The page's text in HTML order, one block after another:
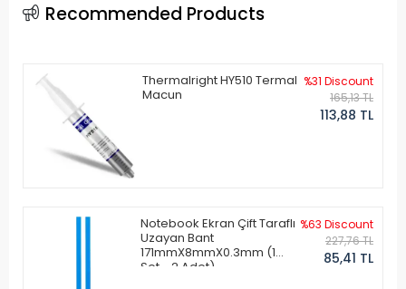
Recommended Products
Thermalright HY510 Termal
Macun
%31 Discount
165,13 TL
113,88 TL
Notebook Ekran Çift Taraflı
Uzayan Bant
171mmX8mmX0.3mm (1
Set - 2 Adet)
%63 Discount
227,76 TL
85,41 TL